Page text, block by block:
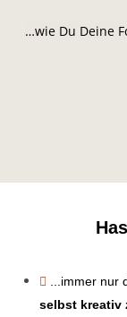
…wie Du Deine
...immer nur
selbst kreativ